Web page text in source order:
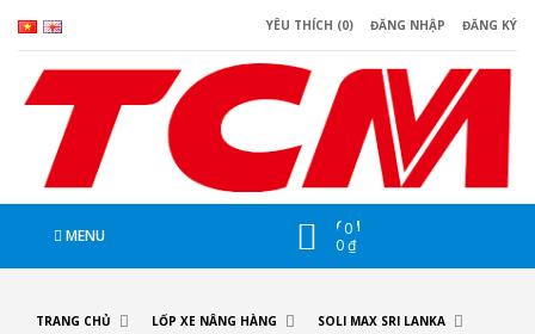
YÊU THÍCH (0) ĐĂNG NHẬP ĐĂNG KÝ
MENU CHI
0
0 ₫
TRANG CHỦ LỐP XE NÂNG HÀNG
SOLI MAX SRI LANKA